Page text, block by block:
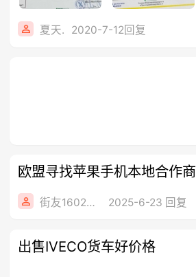
夏天. 2020-7-12回复
欧盟寻找苹果手机本地合作商
街友16026230 2025-6-23 回复
出售IVECO货车好价格